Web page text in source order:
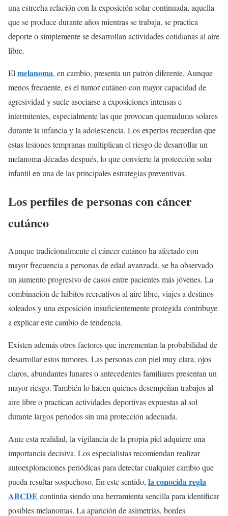
una estrecha relación con la exposición solar continuada, aquella
que se produce durante años mientras se trabaja, se practica
deporte o simplemente se desarrollan actividades cotidianas al aire
libre.
El melanoma, en cambio, presenta un patrón diferente. Aunque
menos frecuente, es el tumor cutáneo con mayor capacidad de
agresividad y suele asociarse a exposiciones intensas e
intermitentes, especialmente las que provocan quemaduras solares
durante la infancia y la adolescencia. Los expertos recuerdan que
estas lesiones tempranas multiplican el riesgo de desarrollar un
melanoma décadas después, lo que convierte la protección solar
infantil en una de las principales estrategias preventivas.
Los perfiles de personas con cáncer
cutáneo
Aunque tradicionalmente el cáncer cutáneo ha afectado con
mayor frecuencia a personas de edad avanzada, se ha observado
un aumento progresivo de casos entre pacientes más jóvenes. La
combinación de hábitos recreativos al aire libre, viajes a destinos
soleados y una exposición insuficientemente protegida contribuye
a explicar este cambio de tendencia.
Existen además otros factores que incrementan la probabilidad de
desarrollar estos tumores. Las personas con piel muy clara, ojos
claros, abundantes lunares o antecedentes familiares presentan un
mayor riesgo. También lo hacen quienes desempeñan trabajos al
aire libre o practican actividades deportivas expuestas al sol
durante largos periodos sin una protección adecuada.
Ante esta realidad, la vigilancia de la propia piel adquiere una
importancia decisiva. Los especialistas recomiendan realizar
autoexploraciones periódicas para detectar cualquier cambio que
pueda resultar sospechoso. En este sentido, la conocida regla
ABCDE continúa siendo una herramienta sencilla para identificar
posibles melanomas. La aparición de asimetrías, bordes